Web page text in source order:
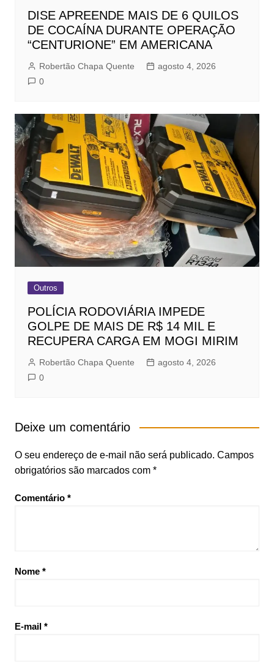
DISE APREENDE MAIS DE 6 QUILOS
DE COCAÍNA DURANTE OPERAÇÃO
“CENTURIONE” EM AMERICANA
Robertão Chapa Quente
agosto 4, 2026
0
Outros
POLÍCIA RODOVIÁRIA IMPEDE
GOLPE DE MAIS DE R$ 14 MIL E
RECUPERA CARGA EM MOGI MIRIM
Robertão Chapa Quente
agosto 4, 2026
0
Deixe um comentário
O seu endereço de e-mail não será publicado. Campos
obrigatórios são marcados com *
Comentário *
Nome *
E-mail *